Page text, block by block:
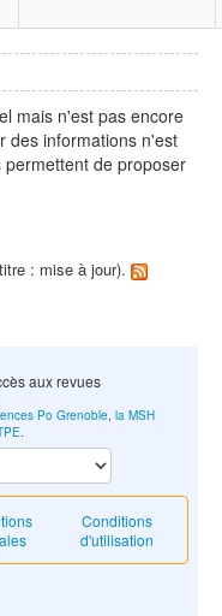
mais n'est pas encore
des informations n'est
permettent de proposer
: mise à jour).
aux revues
Conditions
d'utilisation
Po Grenoble, la MSH
.